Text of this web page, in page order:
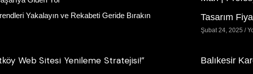
Yakalayın ve Rekabeti Geride Bırakın
Web Sitesi Yenileme Stratejisi!”
Tasarım
Şubat 24, 2025
Balıkesir